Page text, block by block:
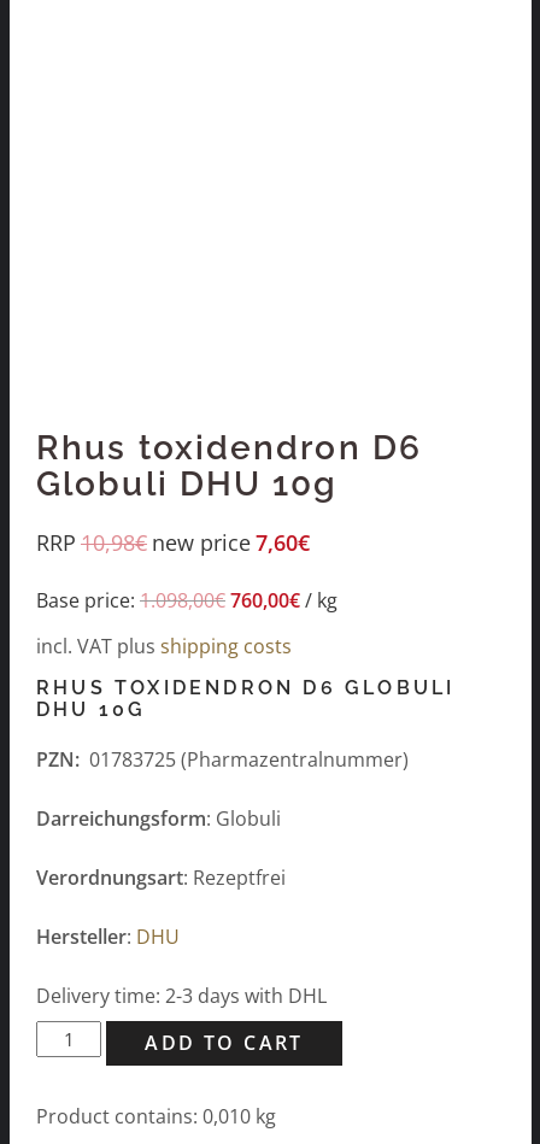
Rhus toxidendron D6
Globuli DHU 10g
RRP 10,98€ new price7,60€
Base price: 1.098,00€760,00€/ kg
incl. VAT plus shipping costs
RHUS TOXIDENDRON D6 GLOBULI
DHU 10G
PZN: 01783725 (Pharmazentralnummer)
Darreichungsform: Globuli
Verordnungsart: Rezeptfrei
Hersteller: DHU
Delivery time: 2-3 days with DHL
Rhus
toxidendron
Globuli
ADD TO CART
Product contains: 0,010 kg